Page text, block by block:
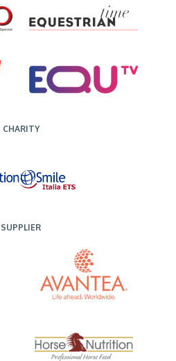
CHARITY
SUPPLIER